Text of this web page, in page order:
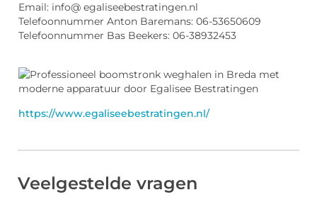
Email: info@ egaliseebestratingen.nl
Telefoonnummer Anton Baremans: 06-53650609
Telefoonnummer Bas Beekers: 06-38932453
https://www.egaliseebestratingen.nl/
Veelgestelde vragen